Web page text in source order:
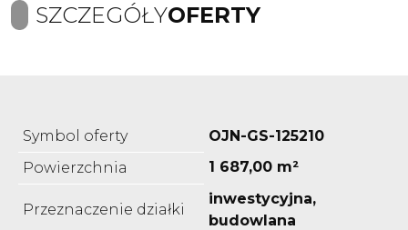
SZCZEGÓŁYOFERTY
Symbol oferty
OJN-GS-125210
Powierzchnia
1 687,00 m²
Przeznaczenie działki
inwestycyjna,
budowlana